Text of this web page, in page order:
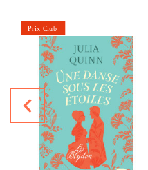
navigate_before